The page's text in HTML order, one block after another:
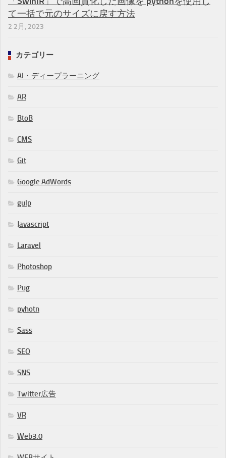
て一括で元のサイズに戻す方法
2 2月, 2023
カテゴリー
AI・ディープラーニング
AR
BtoB
CMS
Git
Google AdWords
gulp
Javascript
Laravel
Photoshop
Pug
pyhotn
Sass
SEO
SNS
Twitter広告
VR
Web3.0